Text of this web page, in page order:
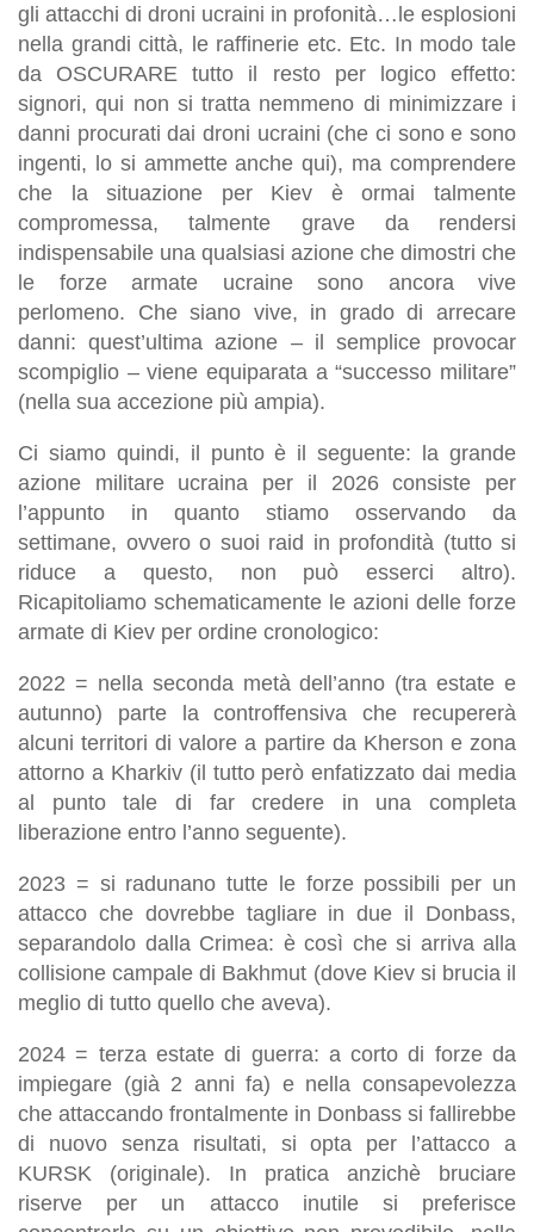
gli attacchi di droni ucraini in profonità…le esplosioni
nella grandi città, le raffinerie etc. Etc. In modo tale
da OSCURARE tutto il resto per logico effetto:
signori, qui non si tratta nemmeno di minimizzare i
danni procurati dai droni ucraini (che ci sono e sono
ingenti, lo si ammette anche qui), ma comprendere
che la situazione per Kiev è ormai talmente
compromessa, talmente grave da rendersi
indispensabile una qualsiasi azione che dimostri che
le forze armate ucraine sono ancora vive
perlomeno. Che siano vive, in grado di arrecare
danni: quest’ultima azione – il semplice provocar
scompiglio – viene equiparata a “successo militare”
(nella sua accezione più ampia).
Ci siamo quindi, il punto è il seguente: la grande
azione militare ucraina per il 2026 consiste per
l’appunto in quanto stiamo osservando da
settimane, ovvero o suoi raid in profondità (tutto si
riduce a questo, non può esserci altro).
Ricapitoliamo schematicamente le azioni delle forze
armate di Kiev per ordine cronologico:
2022 = nella seconda metà dell’anno (tra estate e
autunno) parte la controffensiva che recupererà
alcuni territori di valore a partire da Kherson e zona
attorno a Kharkiv (il tutto però enfatizzato dai media
al punto tale di far credere in una completa
liberazione entro l’anno seguente).
2023 = si radunano tutte le forze possibili per un
attacco che dovrebbe tagliare in due il Donbass,
separandolo dalla Crimea: è così che si arriva alla
collisione campale di Bakhmut (dove Kiev si brucia il
meglio di tutto quello che aveva).
2024 = terza estate di guerra: a corto di forze da
impiegare (già 2 anni fa) e nella consapevolezza
che attaccando frontalmente in Donbass si fallirebbe
di nuovo senza risultati, si opta per l’attacco a
KURSK (originale). In pratica anzichè bruciare
riserve per un attacco inutile si preferisce